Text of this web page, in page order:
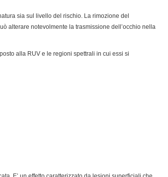
sia sul livello del rischio. La rimozione del
alterare notevolmente la trasmissione dell’occhio nella
alla RUV e le regioni spettrali in cui essi si